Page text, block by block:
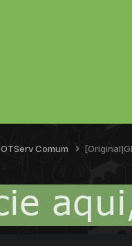
OTServ Comum